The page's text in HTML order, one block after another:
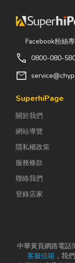
Facebook粉絲
call 0800-080-
mail
SuperhiPage
關於我們
網站導覽
隱私權政策
服務條款
聯絡我們
登錄店家
中華黃頁網路電話
客服信箱 ，我